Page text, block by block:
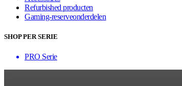
Refurbished producten
Gaming-reserveonderdelen
SHOP PER SERIE
PRO Serie